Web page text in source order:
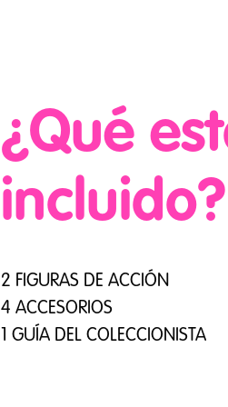
¿Qué
incluido?
2 FIGURAS DE ACCIÓN
4 ACCESORIOS
1 GUÍA DEL COLECCIONISTA